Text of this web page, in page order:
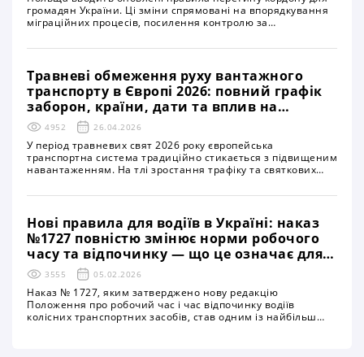
громадян України. Ці зміни спрямовані на впорядкування
міграційних процесів, посилення контролю за
законодавства з нормами Європейського Союзу
Травневі обмеження руху вантажного
транспорту в Європі 2026: повний графік
заборон, країни, дати та вплив на
логістику і перевезення
4952 26.04.2026
У період травневих свят 2026 року європейська
транспортна система традиційно стикається з підвищеним
навантаженням. На тлі зростання трафіку та святкових
обмеження на рух великовантажного транспорту. Ці
найважливіші транспортні коридори, що безпосередньо
впливає на логістичні ланцюги та вимагає від перевізників
особливої уваги до планування маршрутів
Нові правила для водіїв в Україні: наказ
№1727 повністю змінює норми робочого
часу та відпочинку — що це означає для
перевізників, бізнесу й безпеки на
дорогах
3555 05.02.2026
Наказ № 1727, яким затверджено нову редакцію
Положення про робочий час і час відпочинку водіїв
колісних транспортних засобів, став одним із найбільш